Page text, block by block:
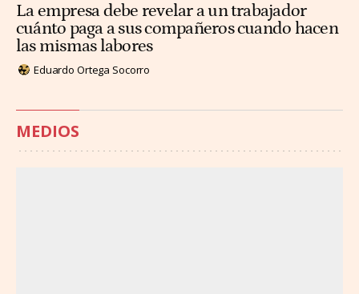
La empresa debe revelar a un trabajador
cuánto paga a sus compañeros cuando hacen
las mismas labores
Eduardo Ortega Socorro
MEDIOS